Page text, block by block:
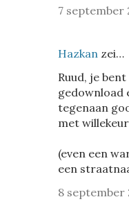
7 september
Hazkan zei…
Ruud, je
gedownload
tegenaan
met
(even een
een
8 september